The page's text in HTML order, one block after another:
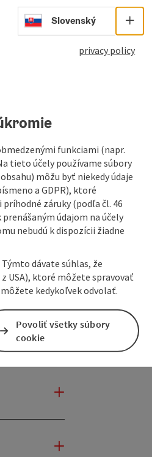
Slovenský
privacy policy
funkciami (napr.
tieto účely používame súbory
môžu byť niekedy údaje
a GDPR), ktoré
príhodné záruky (podľa čl. 46
údajom na účely
nebudú k dispozícii žiadne
dávate súhlas, že
USA), ktoré môžete spravovať
kedykoľvek odvolať.
Povoliť všetky súbory
cookie